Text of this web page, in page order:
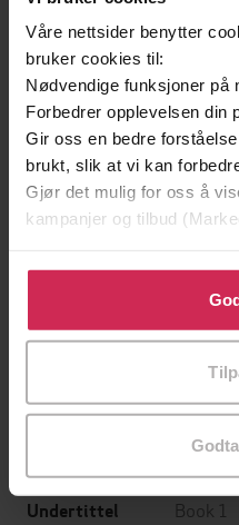
Våre nettsider benytter
bruker cookies til:
Nødvendige funksjoner på
Forbedrer opplevelsen din
Gir oss en bedre
brukt, slik at vi kan
Gjør det mulig for oss å
kampanjer og tilbud
Klikk på «Godta alle» for
bruke cookies for alle
tilpasse ditt samtykke til
Minnesota
Undertittel Book 1